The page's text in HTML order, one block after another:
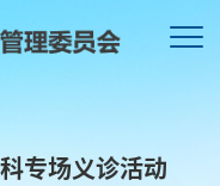
专场义诊活动